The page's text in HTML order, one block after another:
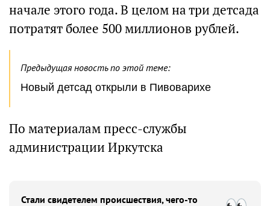
начале этого года. В целом на три детсада
потратят более 500 миллионов рублей.
Предыдущая новость по этой теме:
Новый детсад открыли в Пивоварихе
По материалам пресс-службы
администрации Иркутска
Стали свидетелем происшествия, чего-то